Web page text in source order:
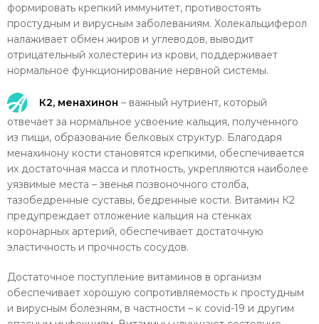
формировать крепкий иммунитет, противостоять
простудным и вирусным заболеваниям. Холекальциферол
налаживает обмен жиров и углеводов, выводит
отрицательный холестерин из крови, поддерживает
нормальное функционирование нервной системы.
К2, менахинон – важный нутриент, который
отвечает за нормальное усвоение кальция, полученного
из пищи, образование белковых структур. Благодаря
менахинону кости становятся крепкими, обеспечивается
их достаточная масса и плотность, укрепляются наиболее
уязвимые места – звенья позвоночного столба,
тазобедренные суставы, бедренные кости. Витамин К2
предупреждает отложение кальция на стенках
коронарных артерий, обеспечивает достаточную
эластичность и прочность сосудов.
Достаточное поступление витаминов в организм
обеспечивает хорошую сопротивляемость к простудным
и вирусным болезням, в частности – к covid-19 и другим